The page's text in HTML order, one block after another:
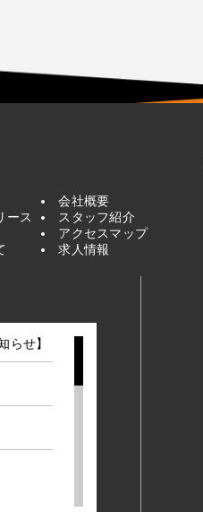
ース
会社概要
スタッフ紹介
アクセスマップ
求人情報
らせ】